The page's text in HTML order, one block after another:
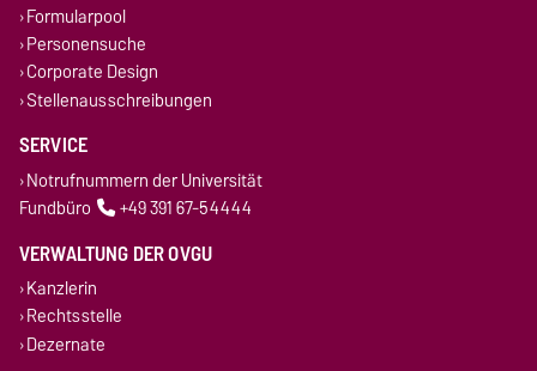
Formularpool
Personensuche
Corporate Design
Stellenausschreibungen
SERVICE
Notrufnummern der Universität
Fundbüro
+49 391 67-54444
VERWALTUNG DER OVGU
Kanzlerin
Rechtsstelle
Dezernate